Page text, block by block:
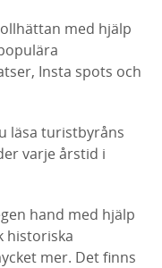
med hjälp
Insta spots och
läsa turistbyråns
varje årstid i
hand med hjälp
historiska
mer. Det finns